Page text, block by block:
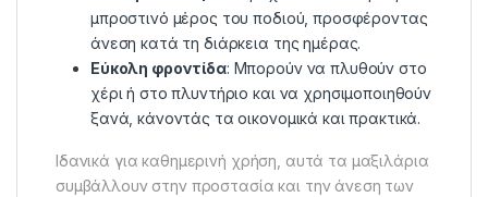
μπροστινό μέρος του ποδιού, προσφέροντας
άνεση κατά τη διάρκεια της ημέρας.
Εύκολη φροντίδα: Μπορούν να πλυθούν στο
χέρι ή στο πλυντήριο και να χρησιμοποιηθούν
ξανά, κάνοντάς τα οικονομικά και πρακτικά.
Ιδανικά για καθημερινή χρήση, αυτά τα μαξιλάρια
συμβάλλουν στην προστασία και την άνεση των